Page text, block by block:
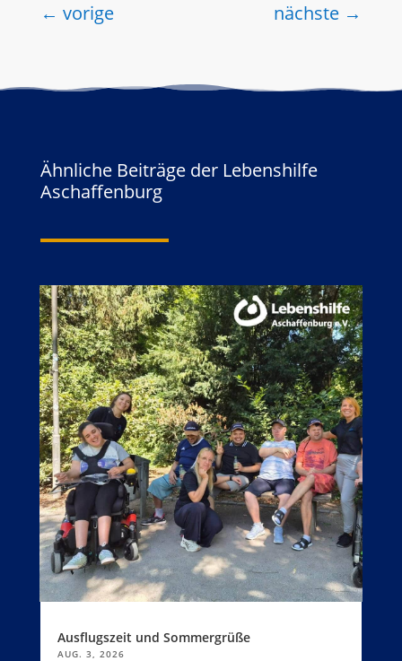
← vorige nächste →
Ähnliche Beiträge der Lebenshilfe
Aschaffenburg
Ausflugszeit und Sommergrüße
AUG. 3, 2026